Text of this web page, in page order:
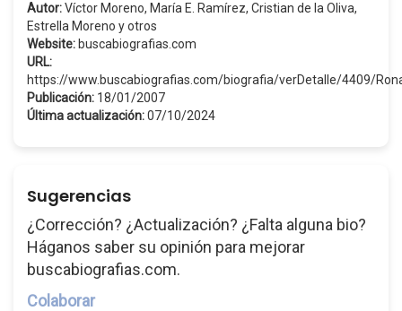
Autor:Víctor Moreno, María E. Ramírez, Cristian de la Oliva,
Estrella Moreno y otros
Website: buscabiografias.com
URL:
https://www.buscabiografias.com/biografia/verDetalle/4409/
Publicación: 18/01/2007
Última actualización:07/10/2024
Sugerencias
¿Corrección? ¿Actualización? ¿Falta alguna bio?
Háganos saber su opinión para mejorar
buscabiografias.com.
Colaborar